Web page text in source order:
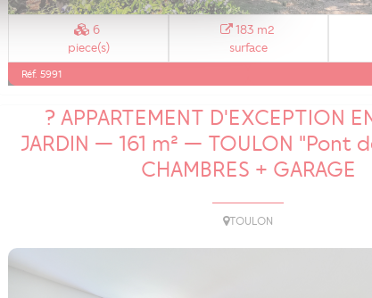
6
piece(s)
183 m2
surface
Réf. 5991
? APPARTEMENT D'EXCEPTION
JARDIN — 161 m² — TOULON "Pont
CHAMBRES + GARAGE
TOULON